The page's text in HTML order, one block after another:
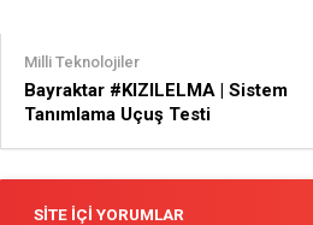
Milli Teknolojiler
Bayraktar #KIZILELMA | Sistem
Tanımlama Uçuş Testi
SITE İÇI YORUMLAR